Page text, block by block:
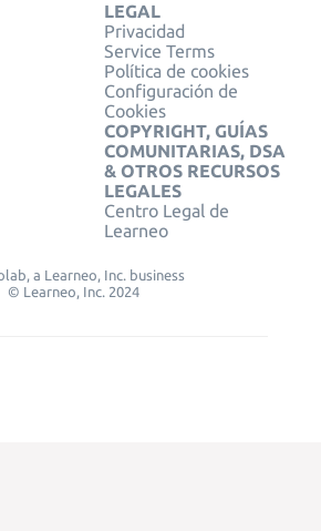
LEGAL
Privacidad
Service Terms
Política de cookies
Configuración de
Cookies
COPYRIGHT, GUÍAS
COMUNITARIAS, DSA
& OTROS RECURSOS
LEGALES
Centro Legal de
Learneo
a Learneo, Inc. business
© Learneo, Inc. 2024